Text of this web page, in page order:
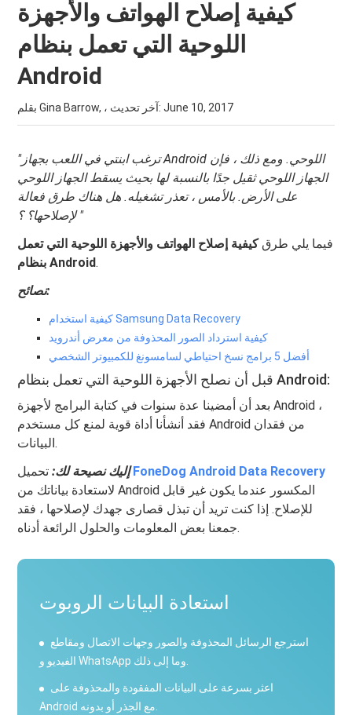
كيفية إصلاح الهواتف والأجهزة
اللوحية التي تعمل بنظام
Android
بقلم Gina Barrow, ، آخر تحديث:June 10, 2017
"ترغب ابنتي في اللعب بجهاز Android اللوحي. ومع ذلك ، فإن
الجهاز اللوحي ثقيل جدًا بالنسبة لها بحيث يسقط الجهاز اللوحي
على الأرض. بالأمس ، تعذر تشغيله. هل هناك طرق فعالة
لإصلاحها؟ ؟ "
فيما يلي طرقكيفية إصلاح الهواتف والأجهزة اللوحية التي تعمل
بنظام Android.
نصائح:
كيفية استخدام Samsung Data Recovery
كيفية استرداد الصور المحذوفة من معرض أندرويد
أفضل 5 برامج نسخ احتياطي لسامسونغ للكمبيوتر الشخصي
قبل أن نصلح الأجهزة اللوحية التي تعمل بنظام Android:
بعد أن أمضينا عدة سنوات في كتابة البرامج لأجهزة Android ،
فقد أنشأنا أداة قوية لمنع كل مستخدم Android من فقدان
البيانات.
إليك نصيحة لك:تحميلFoneDog Android Data Recovery
لاستعادة بياناتك من Android المكسور عندما يكون غير قابل
للإصلاح. إذا كنت تريد أن تبذل قصارى جهدك لإصلاحها ، فقد
جمعنا بعض المعلومات والحلول الرائعة أدناه.
استعادة البيانات الروبوت
استرجع الرسائل المحذوفة والصور وجهات الاتصال ومقاطع
اعثر بسرعة على البيانات المفقودة والمحذوفة على